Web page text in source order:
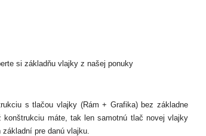
si základňu vlajky z našej ponuky
s tlačou vlajky (Rám + Grafika) bez základne
konštrukciu máte, tak len samotnú tlač novej vlajky
pre danú vlajku.